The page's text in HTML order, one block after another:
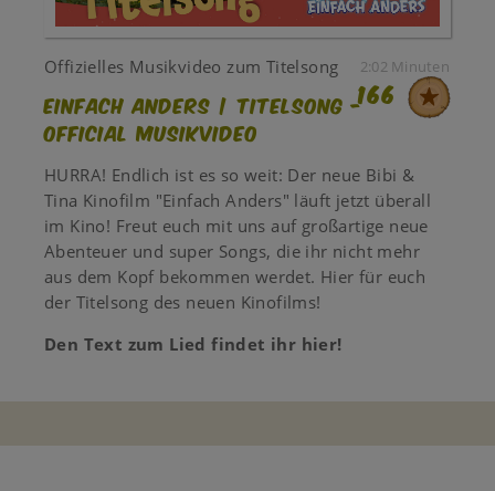
Offizielles Musikvideo zum Titelsong 2:02 Minuten
166
Einfach Anders | TITELSONG -
Official Musikvideo
HURRA! Endlich ist es so weit: Der neue Bibi &
Tina Kinofilm "Einfach Anders" läuft jetzt überall
im Kino! Freut euch mit uns auf großartige neue
Abenteuer und super Songs, die ihr nicht mehr
aus dem Kopf bekommen werdet. Hier für euch
der Titelsong des neuen Kinofilms!
Den Text zum Lied findet ihr hier!